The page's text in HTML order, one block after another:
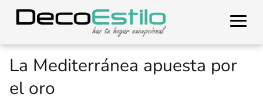
La Mediterránea apuesta por
el oro